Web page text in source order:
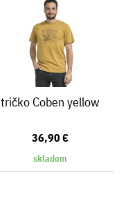
tričko Coben yellow
36,90 €
skladom